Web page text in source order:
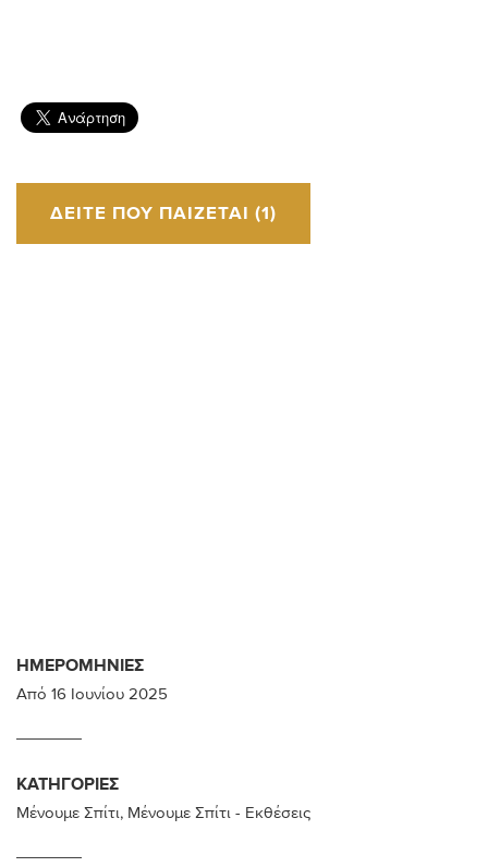
ΗΜΕΡΟΜΗΝΊΕΣ
Από 16 Ιουνίου 2025
ΚΑΤΗΓΟΡΊΕΣ
Μένουμε Σπίτι, Μένουμε Σπίτι - Εκθέσεις
ΔΕΊΤΕ ΠΟΥ ΠΑΊΖΕΤΑΙ (1)